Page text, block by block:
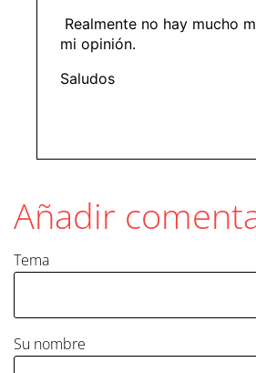
Realmente no hay mucho
mi opinión.
Saludos
Añadir
Tema
Su nombre